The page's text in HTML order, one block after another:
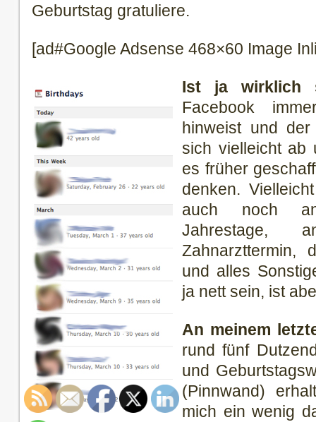
Geburtstag gratuliere.
[ad#Google Adsense 468×60 Image
Ist ja wirklich
Facebook
hinweist und
sich vielleicht ab
es früher
denken.
auch noch
Jahrestage,
Zahnarzttermin,
und alles
ja nett sein, ist
An meinem
rund fünf
und
(Pinnwand)
mich ein wenig